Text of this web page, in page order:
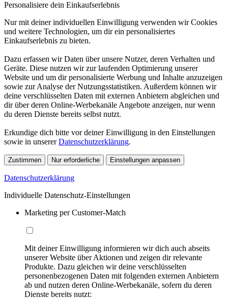
Personalisiere dein Einkaufserlebnis
Nur mit deiner individuellen Einwilligung verwenden wir Cookies
und weitere Technologien, um dir ein personalisiertes
Einkaufserlebnis zu bieten.
Dazu erfassen wir Daten über unsere Nutzer, deren Verhalten und
Geräte. Diese nutzen wir zur laufenden Optimierung unserer
Website und um dir personalisierte Werbung und Inhalte anzuzeigen
sowie zur Analyse der Nutzungsstatistiken. Außerdem können wir
deine verschlüsselten Daten mit externen Anbietern abgleichen und
dir über deren Online-Werbekanäle Angebote anzeigen, nur wenn
du deren Dienste bereits selbst nutzt.
Erkundige dich bitte vor deiner Einwilligung in den Einstellungen
sowie in unsererDatenschutzerklärung.
Zustimmen Nur erforderliche Einstellungen anpassen
Datenschutzerklärung
Individuelle Datenschutz-Einstellungen
Marketing per Customer-Match
Mit deiner Einwilligung informieren wir dich auch abseits
unserer Website über Aktionen und zeigen dir relevante
Produkte. Dazu gleichen wir deine verschlüsselten
personenbezogenen Daten mit folgenden externen Anbietern
ab und nutzen deren Online-Werbekanäle, sofern du deren
Dienste bereits nutzt: